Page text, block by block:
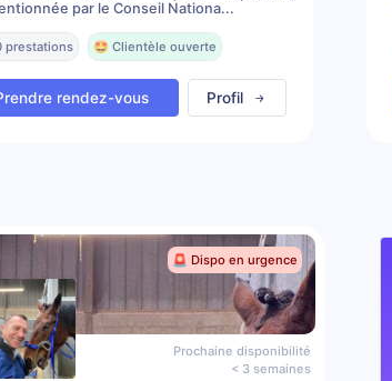
par le Conseil Nationa...
prestations 🤩 Clientèle ouverte
rendez-vous Profil
🚨 Dispo en urgence
Prochaine disponibilité
< 3 semaines